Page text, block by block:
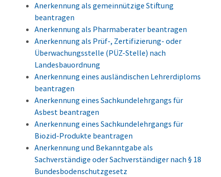
Anerkennung als gemeinnützige Stiftung
beantragen
Anerkennung als Pharmaberater beantragen
Anerkennung als Prüf-, Zertifizierung- oder
Überwachungsstelle (PÜZ-Stelle) nach
Landesbauordnung
Anerkennung eines ausländischen Lehrerdiploms
beantragen
Anerkennung eines Sachkundelehrgangs für
Asbest beantragen
Anerkennung eines Sachkundelehrgangs für
Biozid-Produkte beantragen
Anerkennung und Bekanntgabe als
Sachverständige oder Sachverständiger nach § 18
Bundesbodenschutzgesetz